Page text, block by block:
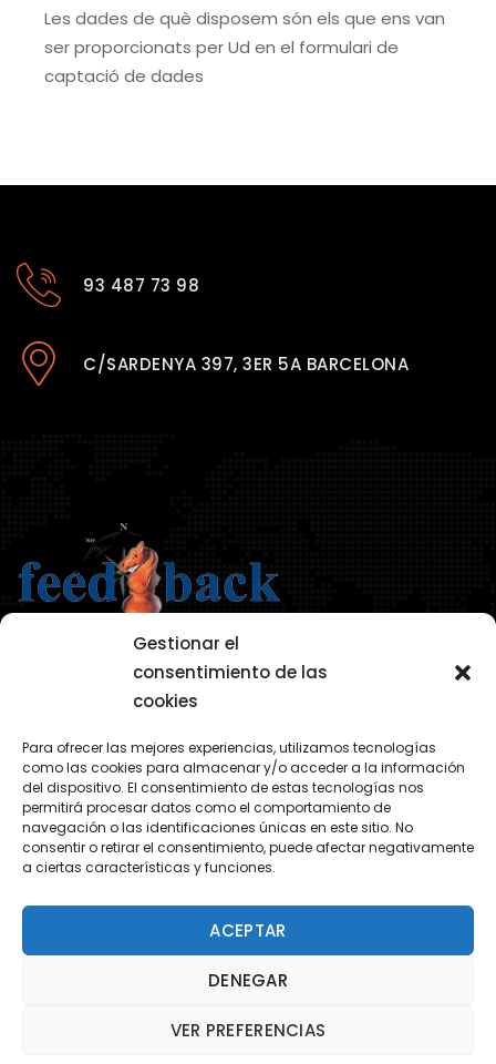
Gestionar el
consentimiento de las
cookies
Para ofrecer las mejores experiencias, utilizamos tecnologías
como las cookies para almacenar y/o acceder a la información
del dispositivo. El consentimiento de estas tecnologías nos
permitirá procesar datos como el comportamiento de
navegación o las identificaciones únicas en este sitio. No
consentir o retirar el consentimiento, puede afectar negativamente
a ciertas características y funciones.
ACEPTAR
DENEGAR
VER PREFERENCIAS
Les dades de què disposem són els que ens van
ser proporcionats per Ud en el formulari de
captació de dades
93 487 73 98
C/SARDENYA 397, 3ER 5A BARCELONA
POLÍTICA DE PRIVACIDAD
POLÍTICA COOKIES